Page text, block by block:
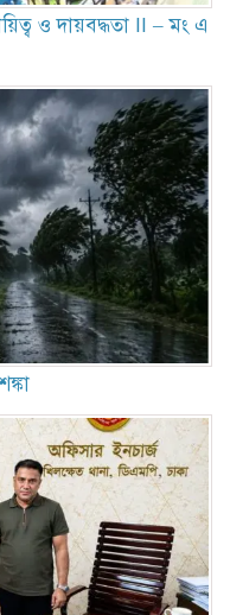
ও দায়বদ্ধতা II – মং এ